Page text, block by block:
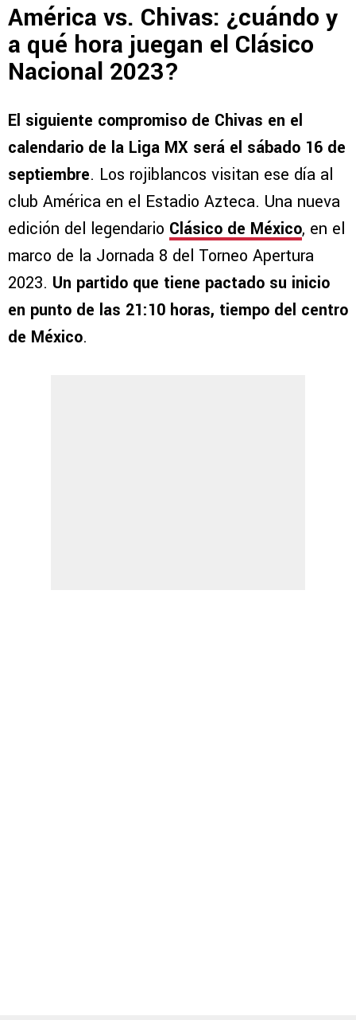
América vs. Chivas: ¿cuándo y
a qué hora juegan el Clásico
Nacional 2023?
El siguiente compromiso de Chivas en el
calendario de la Liga MX será el sábado 16 de
septiembre. Los rojiblancos visitan ese día al
club América en el Estadio Azteca. Una nueva
edición del legendario Clásico de México, en el
marco de la Jornada 8 del Torneo Apertura
2023. Un partido que tiene pactado su inicio
en punto de las 21:10 horas, tiempo del centro
de México.